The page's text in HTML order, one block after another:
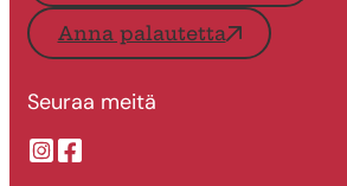
Anna palautetta
Seuraa meitä
Suonenjoen kaupungin Instragram
Suonenjoen kaupungin Facebook